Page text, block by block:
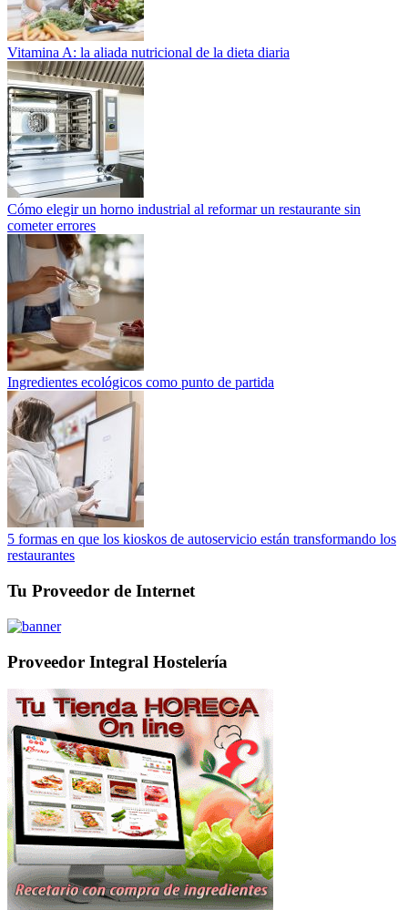
Vitamina A: la aliada nutricional de la dieta diaria
Cómo elegir un horno industrial al reformar un restaurante sin
cometer errores
Ingredientes ecológicos como punto de partida
5 formas en que los kioskos de autoservicio están transformando los
restaurantes
Tu Proveedor de Internet
Proveedor Integral Hostelería